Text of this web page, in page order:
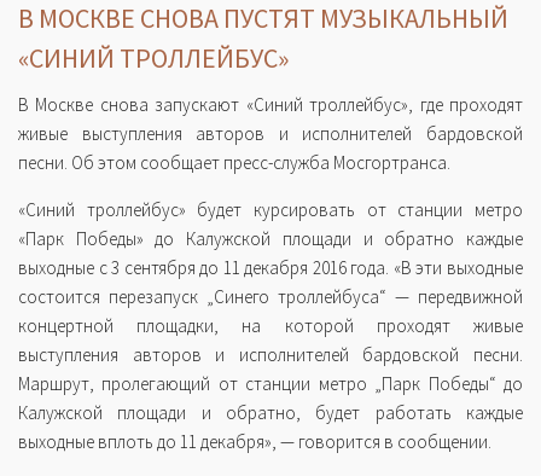
Факты о Москве
Москва
Товары и услуги Москвы
В МОСКВЕ СНОВА ПУСТЯТ МУЗЫКАЛЬНЫЙ
«СИНИЙ ТРОЛЛЕЙБУС»
В Москве снова запускают «Синий троллейбус», где проходят
живые выступления авторов и исполнителей бардовской
песни. Об этом сообщает пресс-служба Мосгортранса.
«Синий троллейбус» будет курсировать от станции метро
«Парк Победы» до Калужской площади и обратно каждые
выходные с 3 сентября до 11 декабря 2016 года. «В эти выходные
состоится перезапуск „Синего троллейбуса“ — передвижной
концертной площадки, на которой проходят живые
выступления авторов и исполнителей бардовской песни.
Маршрут, пролегающий от станции метро „Парк Победы“ до
Калужской площади и обратно, будет работать каждые
выходные вплоть до 11 декабря», — говорится в сообщении.